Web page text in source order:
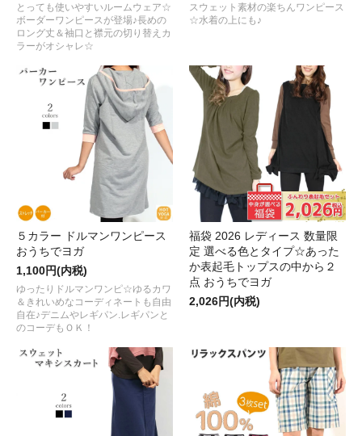
とっても使いやすいルームウェア☆
ボーダーワンピースが登場♪長めの
ロング丈＆袖口と襟元の切り替えカ
ラーがオシャレ☆
スウェット素材の楽ちんワンピース
☆水着の上にも♪
５カラー ドルマンワンピース
おうちでヨガ
1,100円(内税)
ゆったりドルマンワンピ☆ゆるカワ
＆きれいめなコーディネートも自由
自在♪デニムやレギパン.レギパンと
のコーデもＯＫ！
福袋 2026 レディース 数量限
定 選べる色とタイプ☆あった
か表起毛トップスの中から２
点 おうちでヨガ
2,026円(内税)